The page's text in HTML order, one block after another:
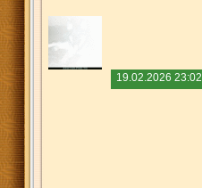
19.02.2026 23:02